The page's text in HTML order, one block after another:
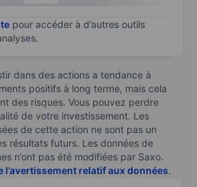
pour accéder à d’autres outils
dans des actions a tendance à
positifs à long terme, mais cela
des risques. Vous pouvez perdre
de votre investissement. Les
de cette action ne sont pas un
résultats futurs. Les données de
n’ont pas été modifiées par Saxo.
l’avertissement relatif aux données.